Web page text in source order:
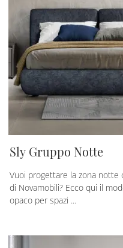
Sly Gruppo Notte
Vuoi progettare la zona
di Novamobili? Ecco qui il
opaco per spazi ...